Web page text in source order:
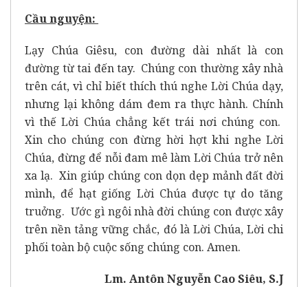
Cầu nguyện:
Lạy Chúa Giêsu, con đường dài nhất là con
đường từ tai đến tay. Chúng con thường xây nhà
trên cát, vì chỉ biết thích thú nghe Lời Chúa dạy,
nhưng lại không dám đem ra thực hành. Chính
vì thế Lời Chúa chẳng kết trái nơi chúng con.
Xin cho chúng con đừng hời hợt khi nghe Lời
Chúa, đừng để nỗi đam mê làm Lời Chúa trở nên
xa lạ. Xin giúp chúng con dọn dẹp mảnh đất đời
mình, để hạt giống Lời Chúa được tự do tăng
truởng. Ước gì ngôi nhà đời chúng con được xây
trên nền tảng vững chắc, đó là Lời Chúa, Lời chi
phối toàn bộ cuộc sống chúng con. Amen.
Lm. Antôn Nguyễn Cao Siêu, S.J